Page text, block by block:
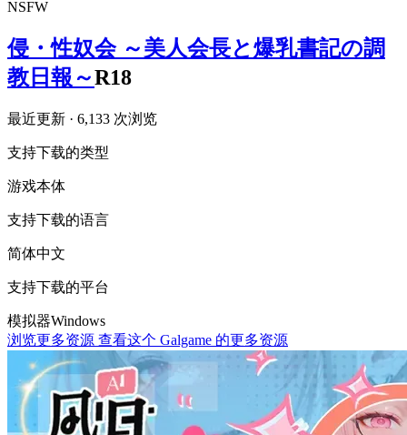
NSFW
侵・性奴会 ～美人会長と爆乳書記の調
教日報～R18
最近更新 · 6,133 次浏览
支持下载的类型
游戏本体
支持下载的语言
简体中文
支持下载的平台
模拟器Windows
浏览更多资源 查看这个 Galgame 的更多资源